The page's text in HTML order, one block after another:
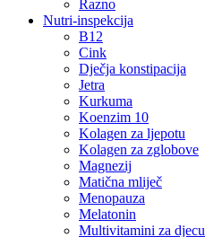
Razno
Nutri-inspekcija
B12
Cink
Dječja konstipacija
Jetra
Kurkuma
Koenzim 10
Kolagen za ljepotu
Kolagen za zglobove
Magnezij
Matična mliječ
Menopauza
Melatonin
Multivitamini za djecu